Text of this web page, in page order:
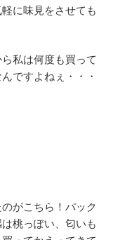
に味見をさせても
私は何度も買って
ですよねぇ・・・
がこちら！パック
桃っぽい、匂いも